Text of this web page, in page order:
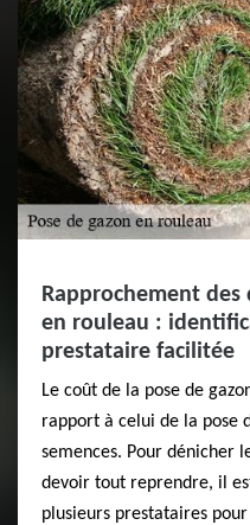
Rapprochement des
en rouleau :
prestataire facilitée
Le coût de la pose de
rapport à celui de la pose
semences. Pour dénicher
devoir tout reprendre, il
plusieurs prestataires